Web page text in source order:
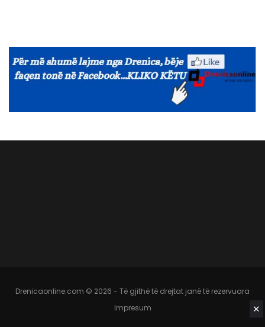
Drenicaonline.com © 2026 - Të gjithë të drejtat janë të rezervuara
Impresum
✕